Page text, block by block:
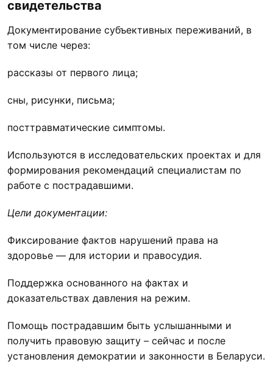
свидетельства
Документирование субъективных переживаний, в
том числе через:
рассказы от первого лица;
сны, рисунки, письма;
посттравматические симптомы.
Используются в исследовательских проектах и для
формирования рекомендаций специалистам по
работе с пострадавшими.
Цели документации:
Фиксирование фактов нарушений права на
здоровье — для истории и правосудия.
Поддержка основанного на фактах и
доказательствах давления на режим.
Помощь пострадавшим быть услышанными и
получить правовую защиту – сейчас и после
установления демократии и законности в Беларуси.